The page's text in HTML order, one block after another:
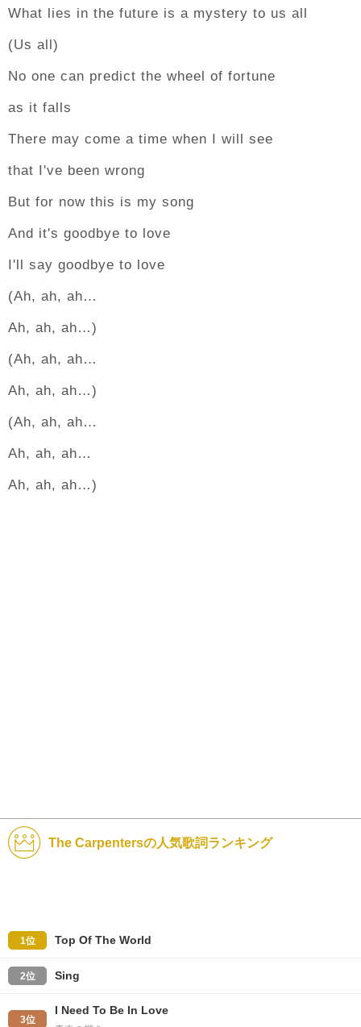
What lies in the future is a mystery to us all
(Us all)
No one can predict the wheel of fortune
as it falls
There may come a time when I will see
that I've been wrong
But for now this is my song
And it's goodbye to love
I'll say goodbye to love
(Ah, ah, ah…
Ah, ah, ah…)
(Ah, ah, ah…
Ah, ah, ah…)
(Ah, ah, ah…
Ah, ah, ah…
Ah, ah, ah…)
The Carpentersの人気歌詞ランキング
1位 Top Of The World
2位 Sing
3位
I Need To Be In Love